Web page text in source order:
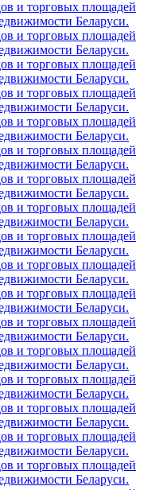
и торговых площадей
Беларуси.
и торговых площадей
Беларуси.
и торговых площадей
Беларуси.
и торговых площадей
Беларуси.
и торговых площадей
Беларуси.
и торговых площадей
Беларуси.
и торговых площадей
Беларуси.
и торговых площадей
Беларуси.
и торговых площадей
Беларуси.
и торговых площадей
Беларуси.
и торговых площадей
Беларуси.
и торговых площадей
Беларуси.
и торговых площадей
Беларуси.
и торговых площадей
Беларуси.
и торговых площадей
Беларуси.
и торговых площадей
Беларуси.
и торговых площадей
Беларуси.